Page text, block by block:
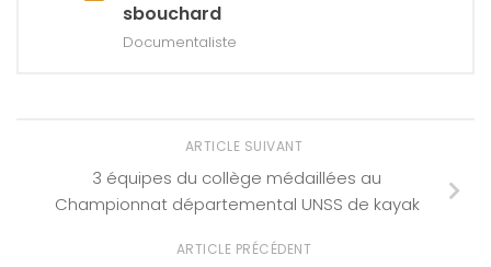
sbouchard
Documentaliste
ARTICLE SUIVANT
3 équipes du collège médaillées au
Championnat départemental UNSS de kayak
ARTICLE PRÉCÉDENT